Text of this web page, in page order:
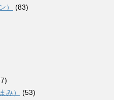
）
(83)
み）
(53)